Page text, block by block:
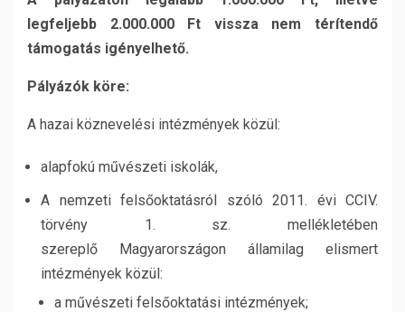
legfeljebb 2.000.000 Ft vissza nem térítendő
támogatás igényelhető.
Pályázók köre:
A hazai köznevelési intézmények közül:
alapfokú művészeti iskolák,
A nemzeti felsőoktatásról szóló 2011. évi CCIV.
törvény 1. sz. mellékletében
szereplő Magyarországon államilag elismert
intézmények közül:
a művészeti felsőoktatási intézmények;